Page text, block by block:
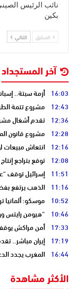
نائب الرئيس
بكين
السابق التالي
آخر المستجداد
16:03 أزمة سبتة..
12:43 مشروع تتمة
12:36 تقدم أشغال مشروع “نور
12:28 مشروع قانون المالية 2027 .. الحكومة تحدد أولويات
12:16 انتعاش
12:08 توقع بتراجع
11:51 إسرائيل توقف
11:16 الذهب يرتفع
10:52 موسكو: ألمانيا
10:46 “هيومن رايتس
17:33 أمن مراكش يوقف
17:19 إيران مباشر..
16:44 المغرب يجدد
الأكثر مشاهدة